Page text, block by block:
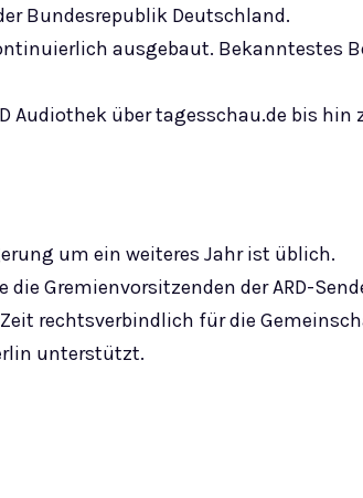
Bundesrepublik Deutschland.
ausgebaut. Bekanntestes
Audiothek über tagesschau.de bis
um ein weiteres Jahr ist üblich.
Gremienvorsitzenden der ARD-
rechtsverbindlich für die
unterstützt.